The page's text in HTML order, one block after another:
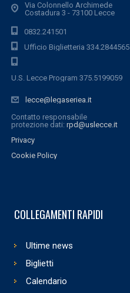
Via Colonnello Archimede
Costadura 3 - 73100 Lecce
0832.241501
Ufficio Biglietteria 334.2844565
U.S. Lecce Program 375.5199059
lecce@legaseriea.it
Contatto responsabile
protezione dati: rpd@uslecce.it
Privacy
Cookie Policy
COLLEGAMENTI RAPIDI
Ultime news
Biglietti
Calendario